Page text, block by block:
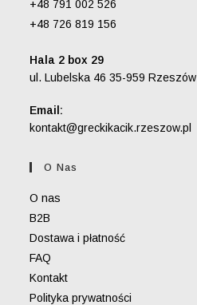
+48 791 002 526
+48 726 819 156
Hala 2 box 29
ul. Lubelska 46 35-959 Rzeszów
Email:
kontakt@greckikacik.rzeszow.pl
O Nas
O nas
B2B
Dostawa i płatność
FAQ
Kontakt
Polityka prywatności